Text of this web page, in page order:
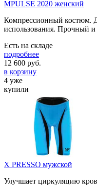
MPULSE 2020 женский
Компрессионный костюм.
использования. Прочный и
Есть на складе
подробнее
12 600 руб.
в корзину
4 уже
купили
X PRESSO мужской
Улучшает циркуляцию